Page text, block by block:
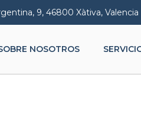
9, 46800 Xàtiva, Valencia
NOSOTROS